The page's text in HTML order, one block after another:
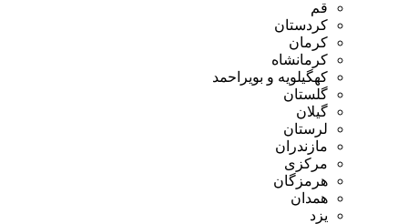
قم
کردستان
کرمان
کرمانشاه
کهگیلویه و بویراحمد
گلستان
گیلان
لرستان
مازندران
مرکزی
هرمزگان
همدان
یزد